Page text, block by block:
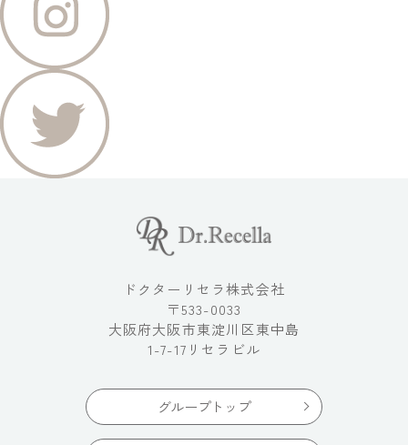
ドクターリセラ株式会社
〒533-0033
大阪府大阪市東淀川区東中島
1-7-17リセラビル
グループトップ